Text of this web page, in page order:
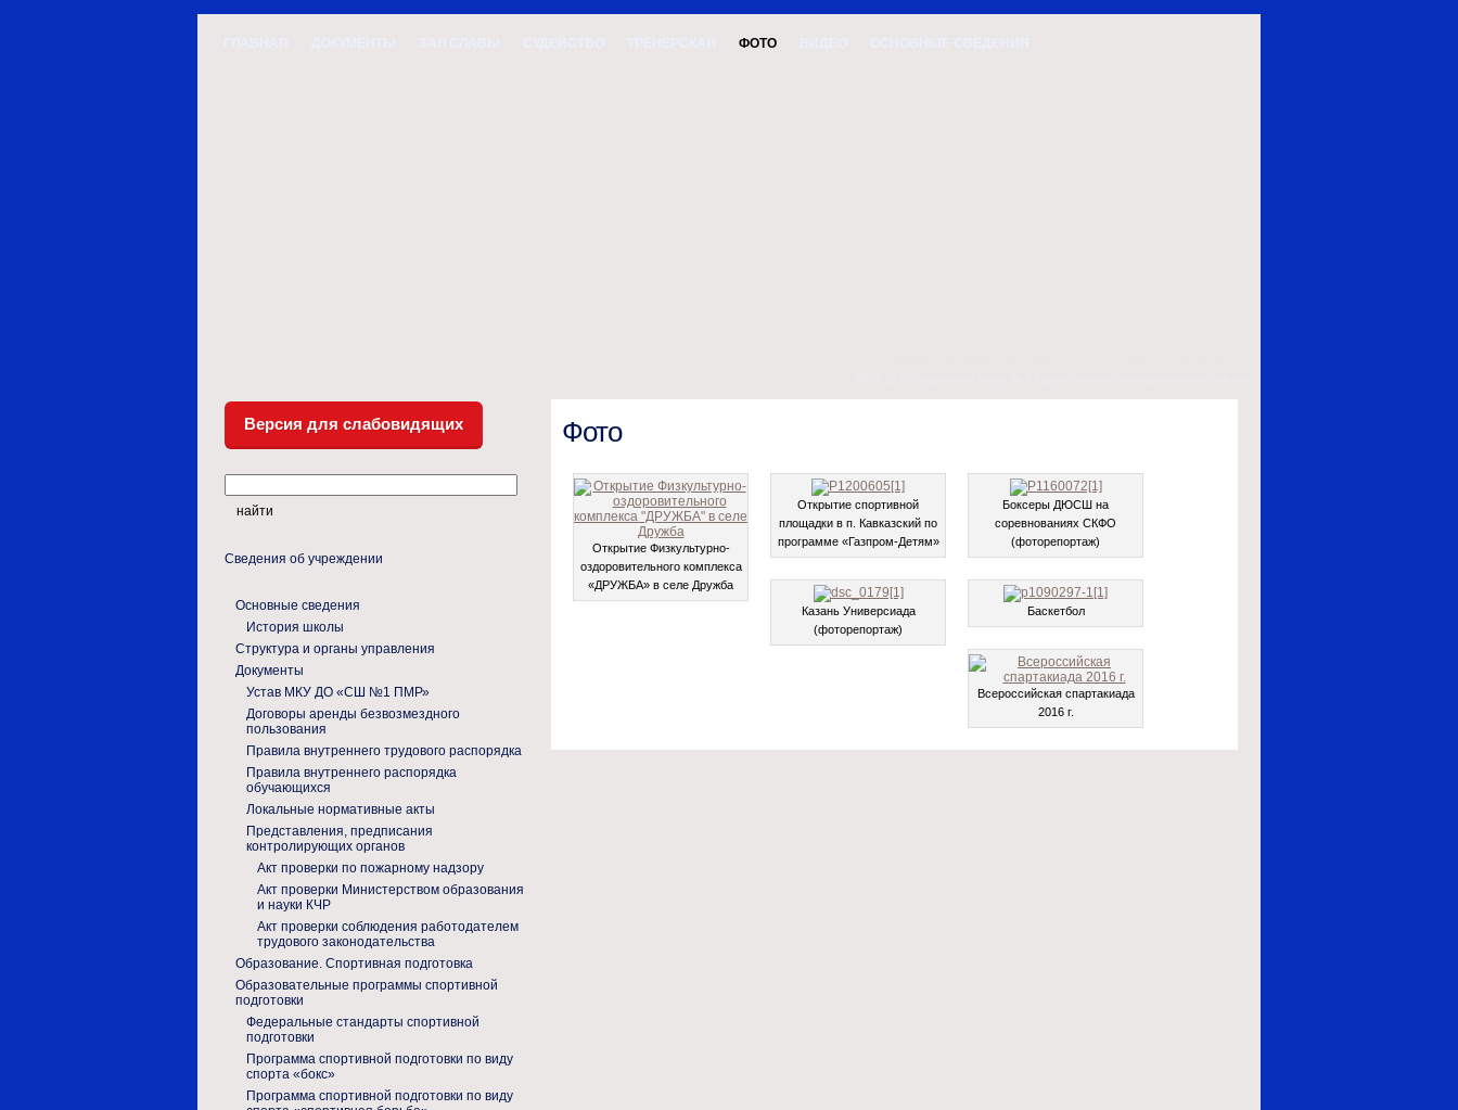
ГЛАВНАЯ ДОКУМЕНТЫ ЗАЛ СЛАВЫ СУДЕЙСТВО ТРЕНЕРСКАЯ ФОТО ВИДЕО ОСНОВНЫЕ СВЕДЕНИЯ
Версия для слабовидящих
Сведения об учреждении
Основные сведения
История школы
Структура и органы управления
Документы
Устав МКУ ДО «СШ №1 ПМР»
Договоры аренды безвозмездного
пользования
Правила внутреннего трудового распорядка
Правила внутреннего распорядка
обучающихся
Локальные нормативные акты
Представления, предписания
контролирующих органов
Акт проверки по пожарному надзору
Акт проверки Министерством образования
и науки КЧР
Акт проверки соблюдения работодателем
трудового законодательства
Образование. Спортивная подготовка
Образовательные программы спортивной
подготовки
Федеральные стандарты спортивной
подготовки
Программа спортивной подготовки по виду
спорта «бокс»
Программа спортивной подготовки по виду
Фото
Открытие Физкультурно-
оздоровительного комплекса
«ДРУЖБА» в селе Дружба
Открытие спортивной
площадки в п. Кавказский по
программе «Газпром-Детям»
Боксеры ДЮСШ на
соревнованиях СКФО
(фоторепортаж)
Казань Универсиада
(фоторепортаж)
Баскетбол
Всероссийская спартакиада
2016 г.